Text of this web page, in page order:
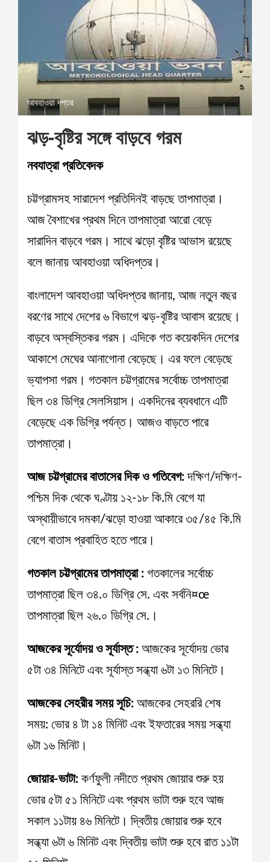
আবহাওয়া দপ্তর
ঝড়-বৃষ্টির সঙ্গে বাড়বে গরম
নবযাত্রা প্রতিবেদক
চট্টগ্রামসহ সারাদেশ প্রতিদিনই বাড়ছে তাপমাত্রা।
আজ বৈশাখের প্রথম দিনে তাপমাত্রা আরো বেড়ে
সারাদিন বাড়বে গরম। সাথে ঝড়ো বৃষ্টির আভাস রয়েছে
বলে জানায় আবহাওয়া অধিদপ্তর।
বাংলাদেশ আবহাওয়া অধিদপ্তর জানায়, আজ নতুন বছর
বরণের সাথে দেশের ৬ বিভাগে ঝড়-বৃষ্টির আবাস রয়েছে।
বাড়বে অস্বস্তিকর গরম। এদিকে গত কয়েকদিন দেশের
আকাশে মেঘের আনাগোনা বেড়েছে। এর ফলে বেড়েছে
ভ্যাপসা গরম। গতকাল চট্টগ্রামের সর্বোচ্চ তাপমাত্রা
ছিল ৩৪ ডিগ্রি সেলসিয়াস। একদিনের ব্যবধানে এটি
বেড়েছে এক ডিগ্রি পর্যন্ত। আজও বাড়তে পারে
তাপমাত্রা।
আজ চট্টগ্রামের বাতাসের দিক ও গতিবেগ:দক্ষিণ/দক্ষিণ-
পশ্চিম দিক থেকে ঘণ্টায় ১২-১৮ কি.মি বেগে যা
অস্থায়ীভাবে দমকা/ঝড়ো হাওয়া আকারে ৩৫/৪৫ কি.মি
বেগে বাতাস প্রবাহিত হতে পারে।
গতকাল চট্টগ্রামের তাপমাত্রা : গতকালের সর্বোচ্চ
তাপমাত্রা ছিল ৩৪.০ ডিগ্রি সে. এবং সর্বনি¤œ
তাপমাত্রা ছিল ২৬.০ ডিগ্রি সে.।
আজকের সূর্যোদয় ও সূর্যাস্ত : আজকের সূর্যোদয় ভোর
৫টা ৩৪ মিনিটে এবং সূর্যাস্ত সন্ধ্যা ৬টা ১৩ মিনিটে।
আজকের সেহরীর সময় সূচি: আজকের সেহররি শেষ
সময়: ভোর ৪ টা ১৪ মিনিট এবং ইফতারের সময় সন্ধ্যা
৬টা ১৬ মিনিট।
জোয়ার-ভাটা: কর্ণফুলী নদীতে প্রথম জোয়ার শুরু হয়
ভোর ৫টা ৫১ মিনিটে এবং প্রথম ভাটা শুরু হবে আজ
সকাল ১১টায় ৪৬ মিনিটে। দ্বিতীয় জোয়ার শুরু হবে
সন্ধ্যা ৬টা ৬ মিনিট এবং দ্বিতীয় ভাটা শুরু হবে রাত ১১টা